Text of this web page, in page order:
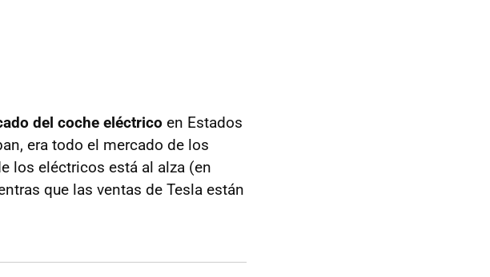
del coche eléctrico en Estados
era todo el mercado de los
los eléctricos está al alza (en
que las ventas de Tesla están